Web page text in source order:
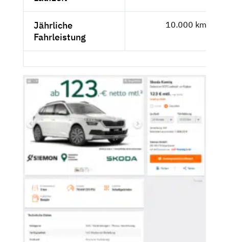
Jährliche
Fahrleistung
10.000 km